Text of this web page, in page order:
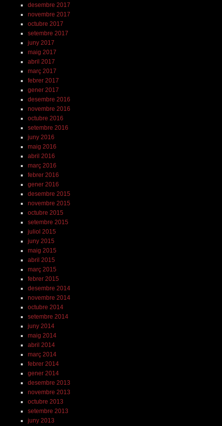
desembre 2017
novembre 2017
octubre 2017
setembre 2017
juny 2017
maig 2017
abril 2017
març 2017
febrer 2017
gener 2017
desembre 2016
novembre 2016
octubre 2016
setembre 2016
juny 2016
maig 2016
abril 2016
març 2016
febrer 2016
gener 2016
desembre 2015
novembre 2015
octubre 2015
setembre 2015
juliol 2015
juny 2015
maig 2015
abril 2015
març 2015
febrer 2015
desembre 2014
novembre 2014
octubre 2014
setembre 2014
juny 2014
maig 2014
abril 2014
març 2014
febrer 2014
gener 2014
desembre 2013
novembre 2013
octubre 2013
setembre 2013
juny 2013